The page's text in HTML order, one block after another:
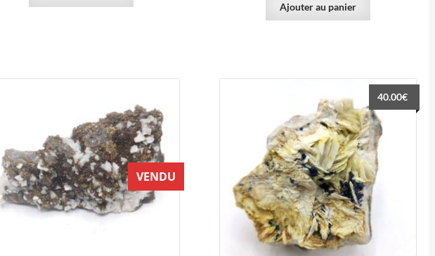
Ajouter au panier
VENDU
40.00€